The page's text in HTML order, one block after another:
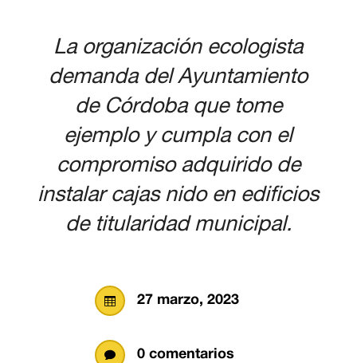
La organización ecologista
demanda del Ayuntamiento
de Córdoba que tome
ejemplo y cumpla con el
compromiso adquirido de
instalar cajas nido en edificios
de titularidad municipal.
 27 marzo, 2023
 0 comentarios